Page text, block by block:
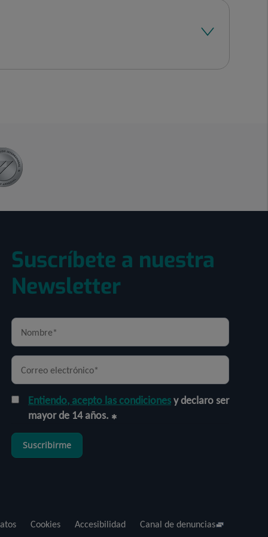
Suscríbete a nuestra
Newsletter
Entiendo, acepto las condicionesy declaro ser
mayor de 14 años.
Suscribirme
Cookies Accesibilidad Canal de denuncias